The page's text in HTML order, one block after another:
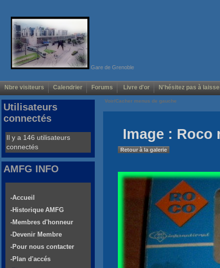
Gare de Grenoble
Nbre visiteurs Calendrier Forums Livre d'or N'hésitez pas à
Voir/Cacher menus de gauche
Image : Roco
Retour à la galerie
Utilisateurs
connectés
Il y a 146 utilisateurs
connectés
AMFG INFO
-Accueil
-Historique AMFG
-Membres d'honneur
-Devenir Membre
-Pour nous contacter
-Plan d'accés